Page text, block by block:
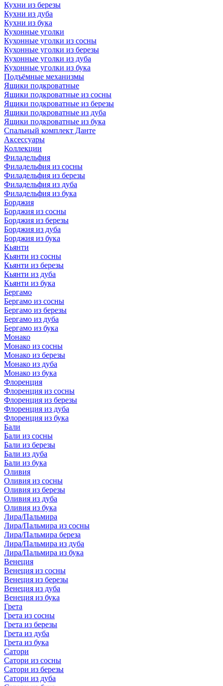
Кухни из березы
Кухни из дуба
Кухни из бука
Кухонные уголки
Кухонные уголки из сосны
Кухонные уголки из березы
Кухонные уголки из дуба
Кухонные уголки из бука
Подъёмные механизмы
Ящики подкроватные
Ящики подкроватные из сосны
Ящики подкроватные из березы
Ящики подкроватные из дуба
Ящики подкроватные из бука
Спальный комплект Данте
Аксессуары
Коллекции
Филадельфия
Филадельфия из сосны
Филадельфия из березы
Филадельфия из дуба
Филадельфия из бука
Борджия
Борджия из сосны
Борджия из березы
Борджия из дуба
Борджия из бука
Кьянти
Кьянти из сосны
Кьянти из березы
Кьянти из дуба
Кьянти из бука
Бергамо
Бергамо из сосны
Бергамо из березы
Бергамо из дуба
Бергамо из бука
Монако
Монако из сосны
Монако из березы
Монако из дуба
Монако из бука
Флоренция
Флоренция из сосны
Флоренция из березы
Флоренция из дуба
Флоренция из бука
Бали
Бали из сосны
Бали из березы
Бали из дуба
Бали из бука
Оливия
Оливия из сосны
Оливия из березы
Оливия из дуба
Оливия из бука
Лира/Пальмира
Лира/Пальмира из сосны
Лира/Пальмира береза
Лира/Пальмира из дуба
Лира/Пальмира из бука
Венеция
Венеция из сосны
Венеция из березы
Венеция из дуба
Венеция из бука
Грета
Грета из сосны
Грета из березы
Грета из дуба
Грета из бука
Сатори
Сатори из сосны
Сатори из березы
Сатори из дуба